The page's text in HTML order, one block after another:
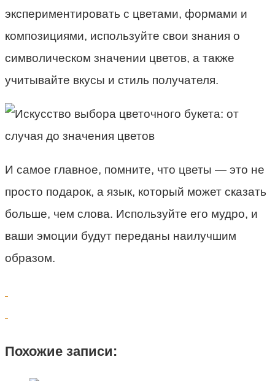
экспериментировать с цветами, формами и
композициями, используйте свои знания о
символическом значении цветов, а также
учитывайте вкусы и стиль получателя.
И самое главное, помните, что цветы — это не
просто подарок, а язык, который может сказать
больше, чем слова. Используйте его мудро, и
ваши эмоции будут переданы наилучшим
образом.
Похожие записи: